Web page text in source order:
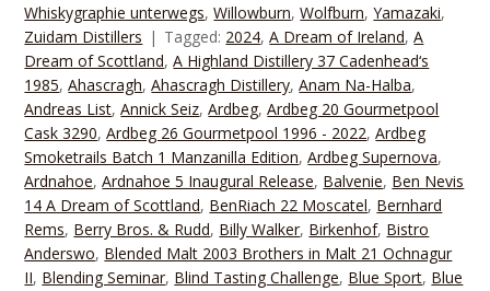
Whiskygraphie unterwegs,Willowburn,Wolfburn,Yamazaki,
Zuidam Distillers
Tagged: 2024,A Dream of Ireland,A
Dream of Scottland,A Highland Distillery 37 Cadenhead‘s
1985,Ahascragh,Ahascragh Distillery,Anam Na-Halba,
Andreas List,Annick Seiz,Ardbeg,Ardbeg 20 Gourmetpool
Cask 3290,Ardbeg 26 Gourmetpool 1996 - 2022,Ardbeg
Smoketrails Batch 1 Manzanilla Edition,Ardbeg Supernova,
Ardnahoe,Ardnahoe 5 Inaugural Release, Balvenie, Ben Nevis
14 A Dream of Scottland, BenRiach 22 Moscatel, Bernhard
Rems, Berry Bros. & Rudd, Billy Walker, Birkenhof, Bistro
Anderswo, Blended Malt 2003 Brothers in Malt 21 Ochnagur
II, Blending Seminar, Blind Tasting Challenge, Blue Sport, Blue